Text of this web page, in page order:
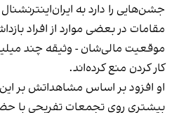
جشن‌هایی را دارد به
مقامات در بعضی موارد از افراد
موقعیت مالی‌شان - وثیقه چند
کار کردن منع کرده‌اند.
او افزود بر اساس مشاهداتش بر
بیشتری روی تجمعات تفریحی با